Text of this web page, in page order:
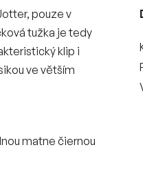
pouze v
tužka je tedy
klip i
ve větším
matne čiernou